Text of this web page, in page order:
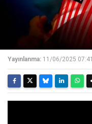
Yayınlanma: 11/06/2025 07:41